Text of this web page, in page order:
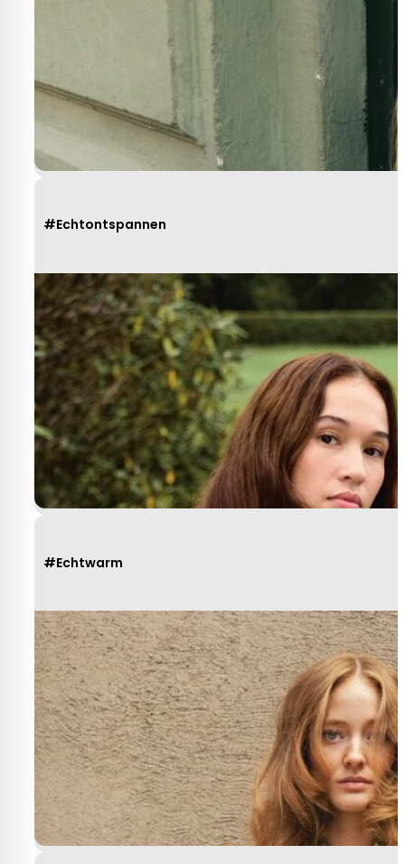
Heel behulpzaam, goede service mooie
produkten!
Yvonne Claessen
#Echtontspannen
#Echtwarm